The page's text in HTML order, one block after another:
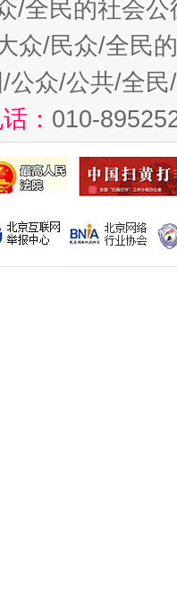
/全民的社会公
众/民众/全民
公众/公共/全
： 010-